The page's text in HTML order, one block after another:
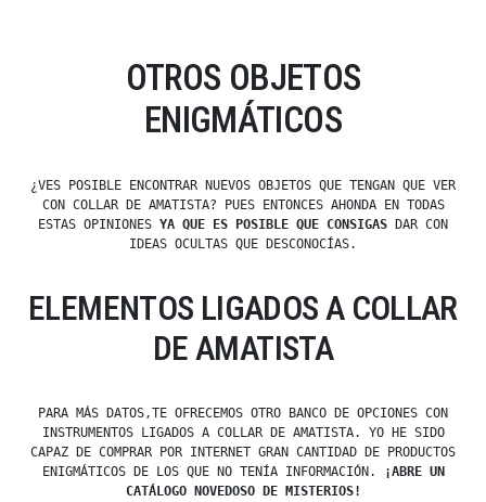
OTROS OBJETOS
ENIGMÁTICOS
¿VES POSIBLE ENCONTRAR NUEVOS OBJETOS QUE TENGAN QUE VER
CON COLLAR DE AMATISTA? PUES ENTONCES AHONDA EN TODAS
ESTAS OPINIONES YA QUE ES POSIBLE QUE CONSIGAS DAR CON
IDEAS OCULTAS QUE DESCONOCÍAS.
ELEMENTOS LIGADOS A COLLAR
DE AMATISTA
PARA MÁS DATOS,TE OFRECEMOS OTRO BANCO DE OPCIONES CON
INSTRUMENTOS LIGADOS A COLLAR DE AMATISTA. YO HE SIDO
CAPAZ DE COMPRAR POR INTERNET GRAN CANTIDAD DE PRODUCTOS
ENIGMÁTICOS DE LOS QUE NO TENÍA INFORMACIÓN.
¡ABRE UN
CATÁLOGO NOVEDOSO DE MISTERIOS!